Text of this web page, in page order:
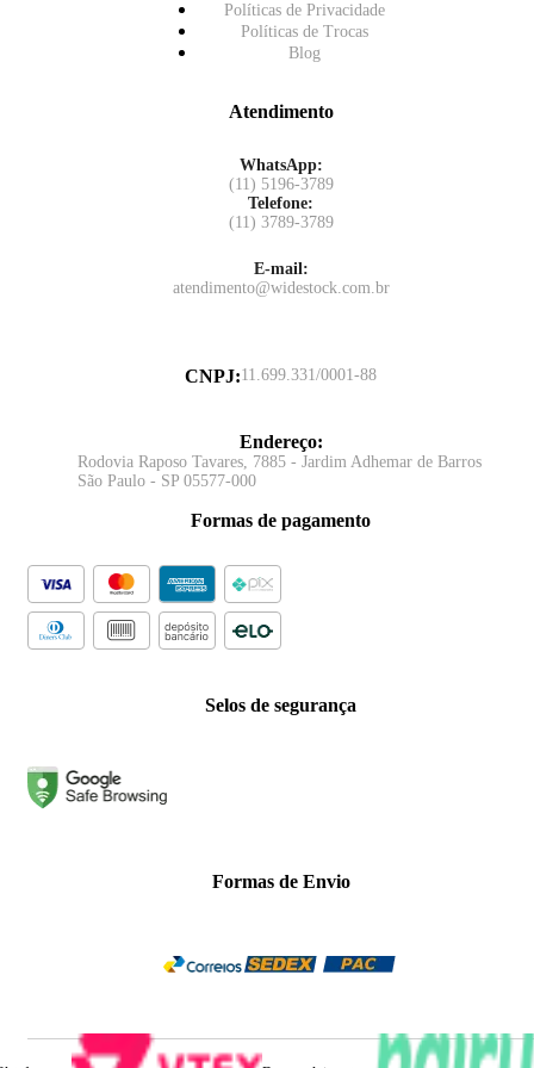
Políticas de Privacidade
Políticas de Trocas
Blog
Atendimento
WhatsApp:
(11) 5196-3789
Telefone:
(11) 3789-3789
E-mail:
atendimento@widestock.com.br
CNPJ:11.699.331/0001-88
Endereço:
Rodovia Raposo Tavares, 7885 - Jardim Adhemar de Barros
São Paulo - SP 05577-000
Formas de pagamento
Selos de segurança
Formas de Envio